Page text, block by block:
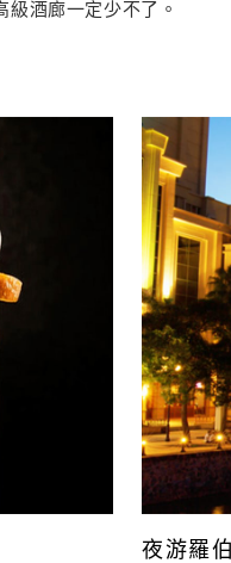
級酒廊一定少不了。
夜游羅